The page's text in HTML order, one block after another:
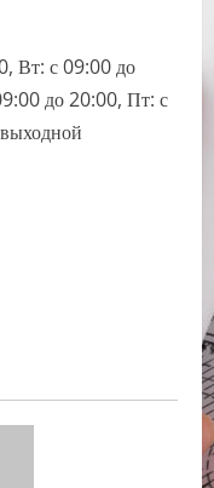
Вт: с 09:00 до
до 20:00, Пт: с